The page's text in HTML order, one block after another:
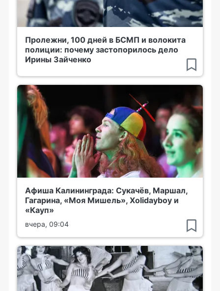
Пролежни, 100 дней в БСМП и волокита
полиции: почему застопорилось дело
Ирины Зайченко
Афиша Калининграда: Сукачёв, Маршал,
Гагарина, «Моя Мишель», Xolidayboy и
«Кауп»
вчера, 09:04